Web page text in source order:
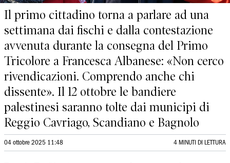
Il primo cittadino torna a parlare ad una
settimana dai fischi e dalla contestazione
avvenuta durante la consegna del Primo
Tricolore a Francesca Albanese: «Non cerco
rivendicazioni. Comprendo anche chi
dissente». Il 12 ottobre le bandiere
palestinesi saranno tolte dai municipi di
Reggio Cavriago, Scandiano e Bagnolo
04 ottobre 2025 11:48 4 MINUTI DI LETTURA